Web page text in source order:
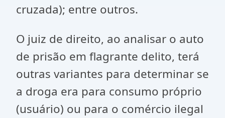
cruzada); entre outros.
O juiz de direito, ao analisar o auto
de prisão em flagrante delito, terá
outras variantes para determinar se
a droga era para consumo próprio
(usuário) ou para o comércio ilegal